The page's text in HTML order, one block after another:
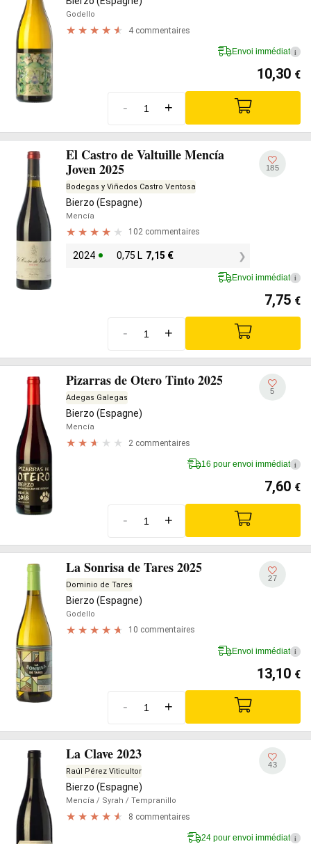
Godello
4 commentaires
Envoi immédiat i
10,30 €
- +
El Castro de Valtuille Mencía
Joven 2025
Bodegas y Viñedos Castro Ventosa
Bierzo (Espagne)
Mencía
102 commentaires
2024 0,75 L 7,15 €
185
Envoi immédiat i
7,75 €
- +
Pizarras de Otero Tinto 2025
Adegas Galegas
Bierzo (Espagne)
Mencía
2 commentaires
5
16 pour envoi immédiat i
7,60 €
- +
La Sonrisa de Tares 2025
Dominio de Tares
Bierzo (Espagne)
Godello
10 commentaires
27
Envoi immédiat i
13,10 €
- +
La Clave 2023
Raúl Pérez Viticultor
Bierzo (Espagne)
Mencía / Syrah / Tempranillo
8 commentaires
43
24 pour envoi immédiat i